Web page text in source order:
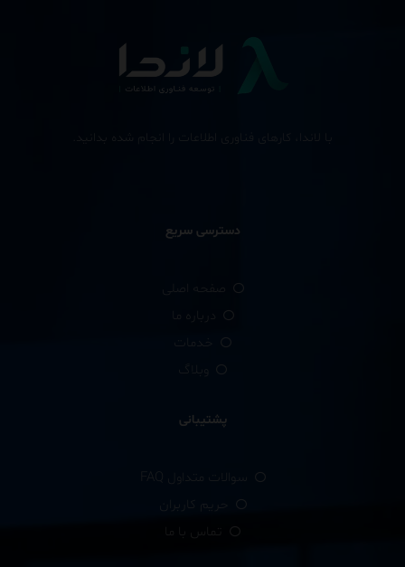
با لاندا، کارهای فناوری اطلاعات را انجام شده بدانید.
دسترسی سریع
صفحه اصلی
پشتیبانی
سوالات متداول FAQ
حریم کاربران